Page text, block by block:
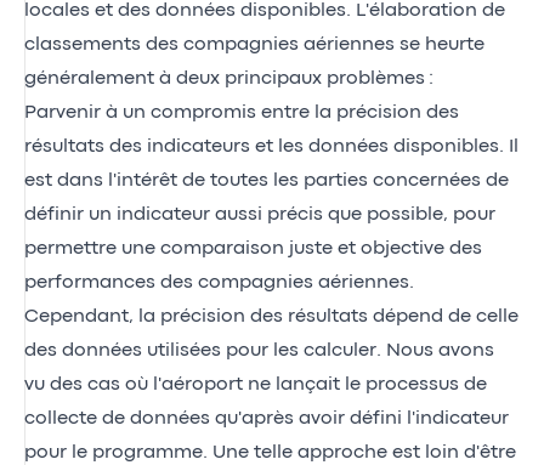
locales et des données disponibles. L'élaboration de
classements des compagnies aériennes se heurte
généralement à deux principaux problèmes :
Parvenir à un compromis entre la précision des
résultats des indicateurs et les données disponibles. Il
est dans l'intérêt de toutes les parties concernées de
définir un indicateur aussi précis que possible, pour
permettre une comparaison juste et objective des
performances des compagnies aériennes.
Cependant, la précision des résultats dépend de celle
des données utilisées pour les calculer. Nous avons
vu des cas où l'aéroport ne lançait le processus de
collecte de données qu'après avoir défini l'indicateur
pour le programme. Une telle approche est loin d'être